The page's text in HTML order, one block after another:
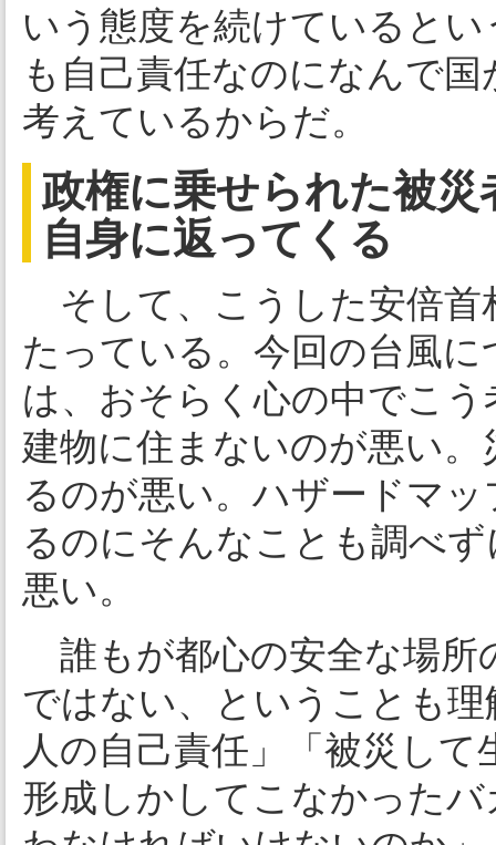
いう態度を続けていると
も自己責任なのになんで
考えているからだ。
政権に乗せられた被
自身に返ってくる
そして、こうした安倍首
たっている。今回の台風
は、おそらく心の中でこ
建物に住まないのが悪い
るのが悪い。ハザードマ
るのにそんなことも調べ
悪い。
誰もが都心の安全な場所
ではない、ということも
人の自己責任」「被災し
形成しかしてこなかった